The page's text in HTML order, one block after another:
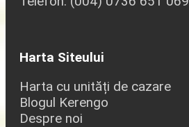
Harta Siteului
Harta cu unități de cazare
Blogul Kerengo
Despre noi